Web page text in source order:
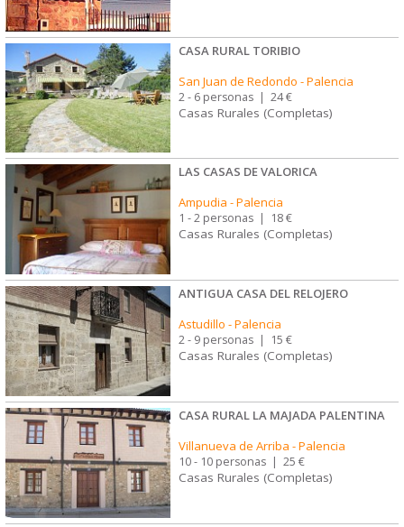
CASA RURAL TORIBIO
San Juan de Redondo -Palencia
2 - 6 personas | 24 €
Casas Rurales (Completas)
LAS CASAS DE VALORICA
Ampudia -Palencia
1 - 2 personas 18 €
Casas Rurales (Completas)
ANTIGUA CASA DEL RELOJERO
Astudillo -Palencia
2 - 9 personas | 15 €
Casas Rurales (Completas)
CASA RURAL LA MAJADA PALENTINA
Villanueva de Arriba -Palencia
10 - 10 personas | 25 €
Casas Rurales (Completas)